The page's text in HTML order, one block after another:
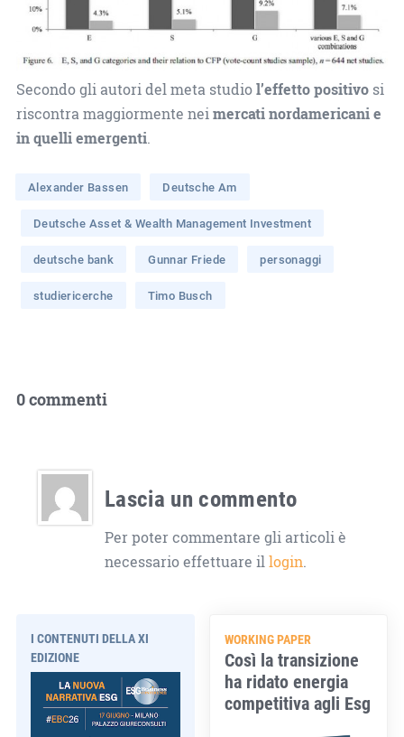
Secondo gli autori del meta studiol’effetto positivosi
riscontra maggiormente neimercati nordamericani e
in quelli emergenti.
Alexander Bassen Deutsche Am
Deutsche Asset & Wealth Management Investment
deutsche bank Gunnar Friede personaggi
studiericerche Timo Busch
0 commenti
Lascia un commento
Per poter commentare gli articoli è
necessario effettuare illogin.
I CONTENUTI DELLA XI
EDIZIONE
WORKING PAPER
Così la transizione
ha ridato energia
competitiva agli Esg